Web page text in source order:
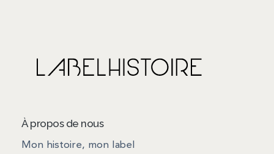
À propos de nous
Mon histoire, mon label